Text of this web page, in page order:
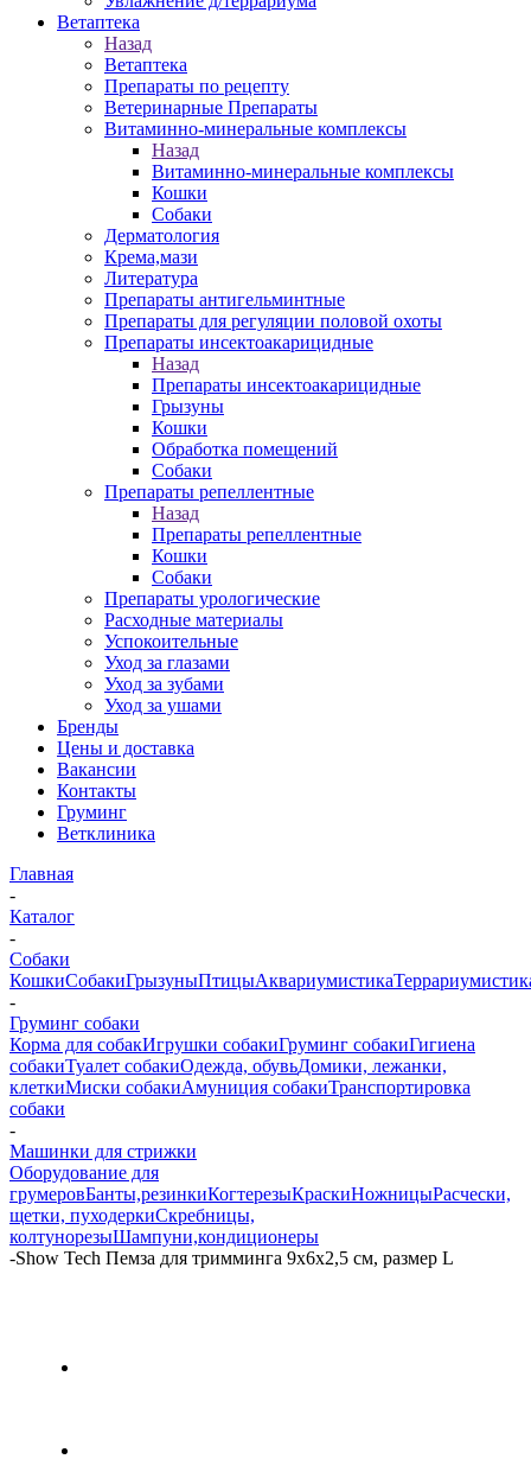
Ветаптека
Назад
Ветаптека
Препараты по рецепту
Ветеринарные Препараты
Витаминно-минеральные комплексы
Назад
Витаминно-минеральные комплексы
Кошки
Собаки
Дерматология
Крема,мази
Литература
Препараты антигельминтные
Препараты для регуляции половой охоты
Препараты инсектоакарицидные
Назад
Препараты инсектоакарицидные
Грызуны
Кошки
Обработка помещений
Собаки
Препараты репеллентные
Назад
Препараты репеллентные
Кошки
Собаки
Препараты урологические
Расходные материалы
Успокоительные
Уход за глазами
Уход за зубами
Уход за ушами
Бренды
Цены и доставка
Вакансии
Контакты
Груминг
Ветклиника
Главная
-
Каталог
-
Собаки
КошкиСобакиГрызуныПтицыАквариумистика
-
Груминг собаки
Корма для собакИгрушки собакиГруминг собакиГигиена
собакиТуалет собакиОдежда, обувьДомики, лежанки,
клеткиМиски собакиАмуниция собакиТранспортировка
собаки
-
Машинки для стрижки
Оборудование для
грумеровБанты,резинкиКогтерезыКраскиНожницыРасчески,
щетки, пуходеркиСкребницы,
колтунорезыШампуни,кондиционеры
-Show Tech Пемза для тримминга 9x6x2,5 см, размер L